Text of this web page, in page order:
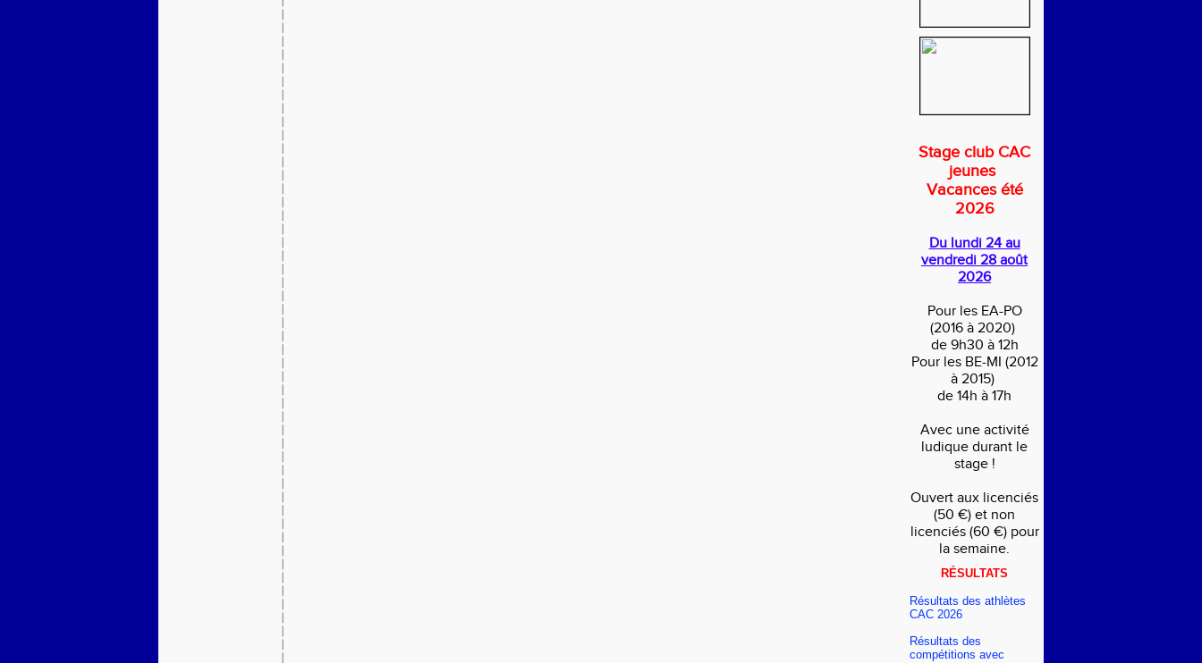
Stage club CAC
jeunes
Vacances été
2026
Du lundi 24 au
vendredi 28 août
2026
Pour les EA-PO
(2016 à 2020)
de 9h30 à 12h
Pour les BE-MI (2012
à 2015)
de 14h à 17h
Avec une activité
ludique durant le
stage !
Ouvert aux licenciés
(50 €) et non
licenciés (60 €) pour
la semaine.
RÉSULTATS
Résultats des athlètes
CAC 2026
Résultats des
compétitions avec